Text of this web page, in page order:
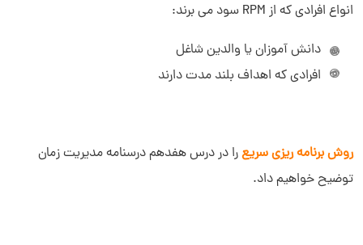
انواع افرادی که از RPM سود می برند:
دانش آموزان یا والدین شاغل
افرادی که اهداف بلند مدت دارند
روش برنامه ریزی سریعرا در درس هفدهم درسنامه مدیریت زمان
توضیح خواهیم داد.